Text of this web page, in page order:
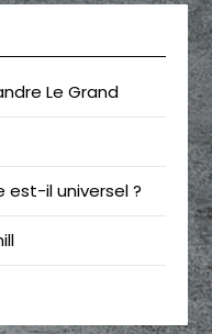
Le Grand
est-il universel ?